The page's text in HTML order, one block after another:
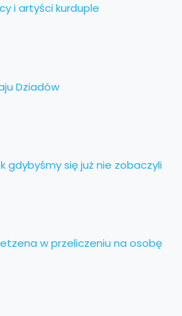
i artyści kurduple
Dziadów
gdybyśmy się już nie zobaczyli
w przeliczeniu na osobę